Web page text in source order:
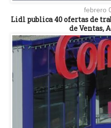
febrero
Lidl publica 40 ofertas de
de Ventas,